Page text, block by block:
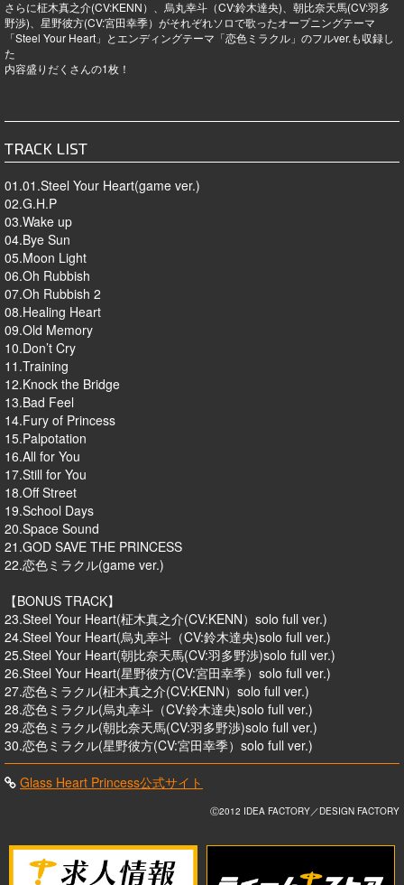
さらに柾木真之介(CV:KENN）、烏丸幸斗（CV:鈴木達央)、朝比奈天馬(CV:羽多
野渉)、星野彼方(CV:宮田幸季）がそれぞれソロで歌ったオープニングテーマ
「Steel Your Heart」とエンディングテーマ「恋色ミラクル」のフルver.も収録し
た
内容盛りだくさんの1枚！
TRACK LIST
01.01.Steel Your Heart(game ver.)
02.G.H.P
03.Wake up
04.Bye Sun
05.Moon Light
06.Oh Rubbish
07.Oh Rubbish 2
08.Healing Heart
09.Old Memory
10.Don’t Cry
11.Training
12.Knock the Bridge
13.Bad Feel
14.Fury of Princess
15.Palpotation
16.All for You
17.Still for You
18.Off Street
19.School Days
20.Space Sound
21.GOD SAVE THE PRINCESS
22.恋色ミラクル(game ver.)
【BONUS TRACK】
23.Steel Your Heart(柾木真之介(CV:KENN）solo full ver.)
24.Steel Your Heart(烏丸幸斗（CV:鈴木達央)solo full ver.)
25.Steel Your Heart(朝比奈天馬(CV:羽多野渉)solo full ver.)
26.Steel Your Heart(星野彼方(CV:宮田幸季）solo full ver.)
27.恋色ミラクル(柾木真之介(CV:KENN）solo full ver.)
28.恋色ミラクル(烏丸幸斗（CV:鈴木達央)solo full ver.)
29.恋色ミラクル(朝比奈天馬(CV:羽多野渉)solo full ver.)
30.恋色ミラクル(星野彼方(CV:宮田幸季）solo full ver.)
Glass Heart Princess公式サイト
Ⓒ2012 IDEA FACTORY／DESIGN FACTORY